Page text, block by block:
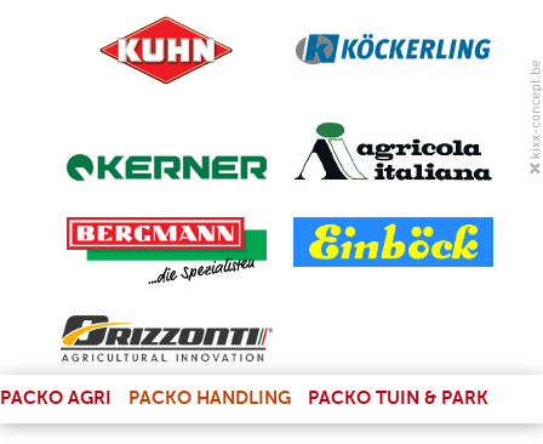
PACKO AGRI PACKO HANDLING PACKO TUIN & PARK